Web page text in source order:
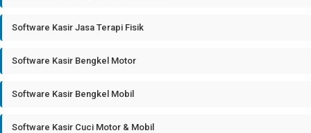
Software Kasir Jasa Terapi Fisik
Software Kasir Bengkel Motor
Software Kasir Bengkel Mobil
Software Kasir Cuci Motor & Mobil